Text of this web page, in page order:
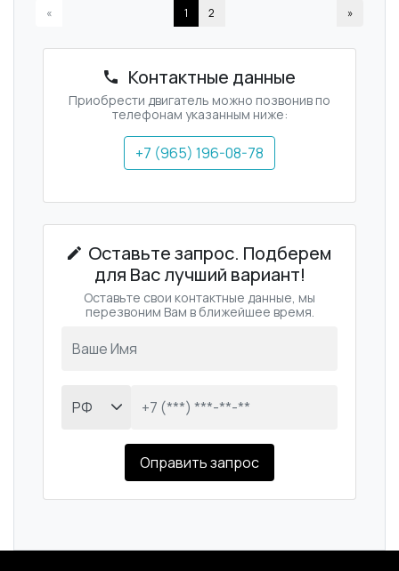
« 1 2 »
Контактные данные
Приобрести двигатель можно позвонив по
телефонам указанным ниже:
+7 (965) 196-08-78
Оставьте запрос. Подберем
для Вас лучший вариант!
Оставьте свои контактные данные, мы
перезвоним Вам в ближейшее время.
Оправить запрос